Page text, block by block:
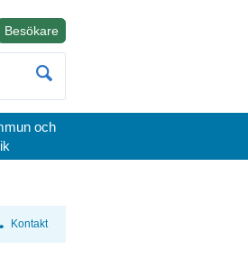
BesökareÖppnas i nytt fönster.
och
Kontakt